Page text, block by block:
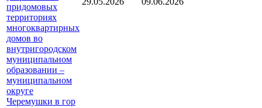
придомовых
территориях
многоквартирных
домов во
внутригородском
муниципальном
образовании –
муниципальном
округе
Черемушки в гор